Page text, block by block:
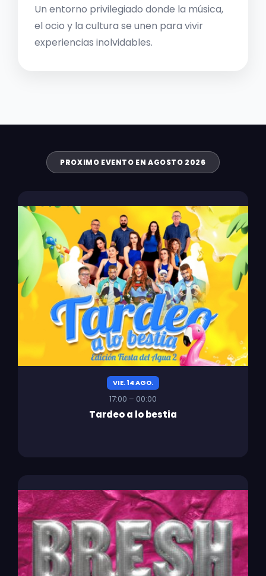
Un entorno privilegiado donde la música,
el ocio y la cultura se unen para vivir
experiencias inolvidables.
PROXIMO EVENTO EN AGOSTO 2026
VIE. 14 AGO.
17:00 – 00:00
Tardeo a lo bestia